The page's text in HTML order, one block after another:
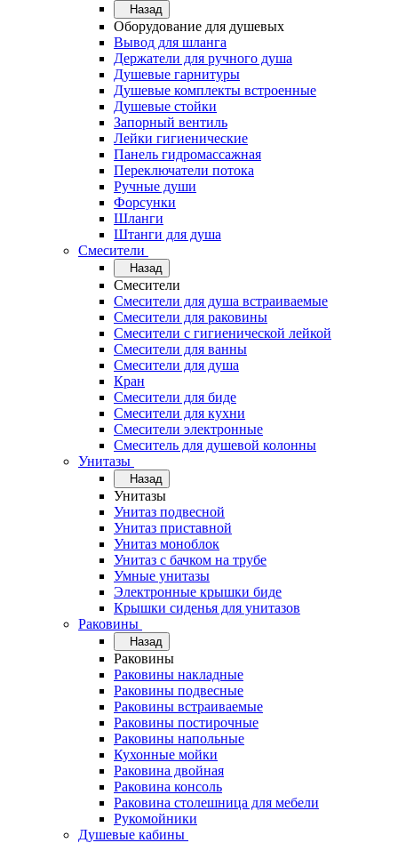
Назад
Оборудование для душевых
Вывод для шланга
Держатели для ручного душа
Душевые гарнитуры
Душевые комплекты встроенные
Душевые стойки
Запорный вентиль
Лейки гигиенические
Панель гидромассажная
Переключатели потока
Ручные души
Форсунки
Шланги
Штанги для душа
Смесители
Назад
Смесители
Смесители для душа встраиваемые
Смесители для раковины
Смесители с гигиенической лейкой
Смесители для ванны
Смесители для душа
Кран
Смесители для биде
Смесители для кухни
Смесители электронные
Смеситель для душевой колонны
Унитазы
Назад
Унитазы
Унитаз подвесной
Унитаз приставной
Унитаз моноблок
Унитаз с бачком на трубе
Умные унитазы
Электронные крышки биде
Крышки сиденья для унитазов
Раковины
Назад
Раковины
Раковины накладные
Раковины подвесные
Раковины встраиваемые
Раковины постирочные
Раковины напольные
Кухонные мойки
Раковина двойная
Раковина консоль
Раковина столешница для мебели
Рукомойники
Душевые кабины